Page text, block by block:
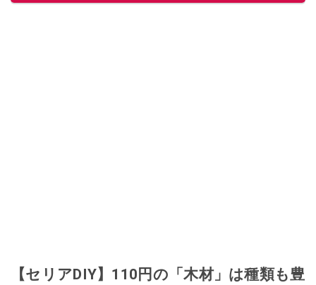
【セリアDIY】110円の「木材」は種類も豊